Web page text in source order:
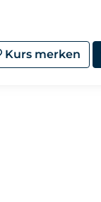
Kurs merken